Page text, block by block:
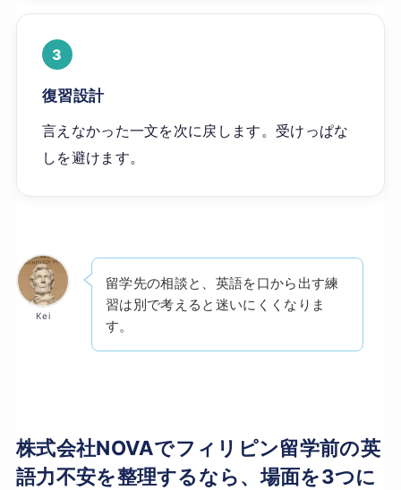
3
復習設計
言えなかった一文を次に戻します。受けっぱな
しを避けます。
Kei
留学先の相談と、英語を口から出す練
習は別で考えると迷いにくくなりま
す。
株式会社NOVAでフィリピン留学前の英
語力不安を整理するなら、場面を3つに